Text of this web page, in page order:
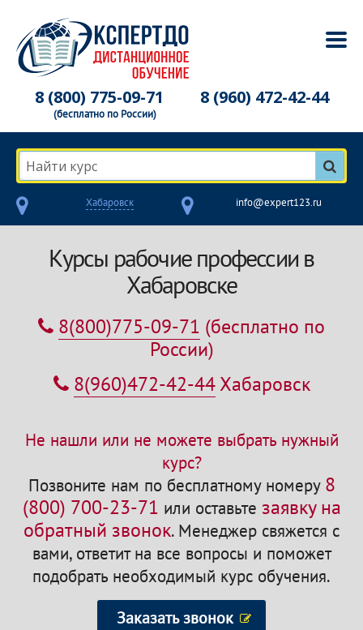
8 (800) 775-09-71
(бесплатно по России)
8 (960) 472-42-44
Найти курс
Хабаровск info@expert123.ru
Курсы рабочие профессии в
Хабаровске
8(800)775-09-71 (бесплатно по
России)
8(960)472-42-44Хабаровск
Не нашли или не можете выбрать нужный
курс?
Позвоните нам по бесплатному номеру 8
(800) 700-23-71 или оставьте заявку на
обратный звонок.Менеджер свяжется с
вами, ответит на все вопросы и поможет
подобрать необходимый курс обучения.
Заказать звонок